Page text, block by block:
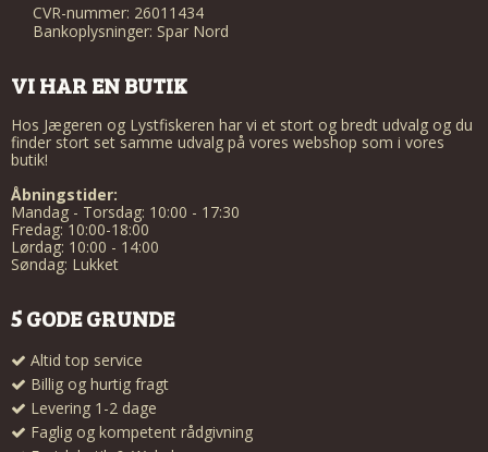
CVR-nummer: 26011434
Bankoplysninger: Spar Nord
VI HAR EN BUTIK
Hos Jægeren og Lystfiskeren har vi et stort og bredt udvalg og du
finder stort set samme udvalg på vores webshop som i vores
butik!
Åbningstider:
Mandag - Torsdag: 10:00 - 17:30
Fredag: 10:00-18:00
Lørdag: 10:00 - 14:00
Søndag: Lukket
5 GODE GRUNDE
Altid top service
Billig og hurtig fragt
Levering 1-2 dage
Faglig og kompetent rådgivning